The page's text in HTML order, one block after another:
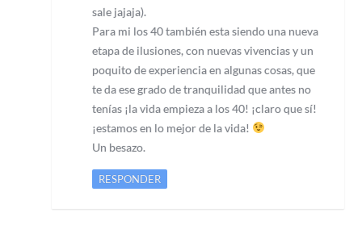
sale jajaja).
Para mi los 40 también esta siendo una nueva
etapa de ilusiones, con nuevas vivencias y un
poquito de experiencia en algunas cosas, que
te da ese grado de tranquilidad que antes no
tenías ¡la vida empieza a los 40! ¡claro que sí!
¡estamos en lo mejor de la vida!
Un besazo.
RESPONDER